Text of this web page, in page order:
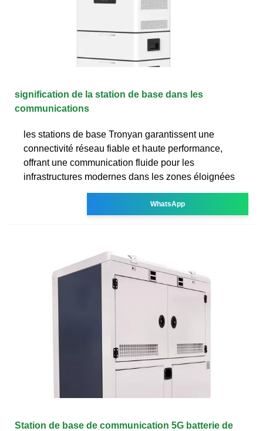
signification de la station de base dans les
communications
les stations de base Tronyan garantissent une
connectivité réseau fiable et haute performance,
offrant une communication fluide pour les
infrastructures modernes dans les zones éloignées
WhatsApp
Station de base de communication 5G batterie de